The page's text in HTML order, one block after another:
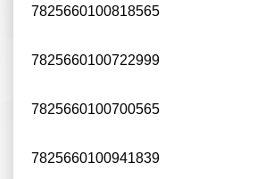
7825660100818565
7825660100722999
7825660100700565
7825660100941839